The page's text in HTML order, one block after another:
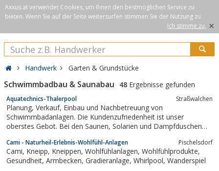
Axxus.at verwendet Cookies, um Ihnen den bestmöglichen Service zu
bieten. Wenn Sie auf der Seite weitersurfen stimmen Sie der Nutzung zu.
Ich stimme zu. ×
Handwerk Garten & Grundstücke
Schwimmbadbau & Saunabau 48 Ergebnisse gefunden
Aquatechnics-Thalerpool Straßwalchen
Planung, Verkauf, Einbau und Nachbetreuung von
Schwimmbadanlagen. Die Kundenzufriedenheit ist unser
oberstes Gebot. Bei den Saunen, Solarien und Dampfduschen
Gartenhaueser von Lugarde.
Cami - Naturheil-Erlebnis-Wohlfühl-Anlagen Pischelsdorf
Cami, Kneipp, Kneippen, Wohlfühlanlagen, Wohlfühlprodukte,
Gesundheit, Armbecken, Gradieranlage, Whirlpool, Wanderspiel